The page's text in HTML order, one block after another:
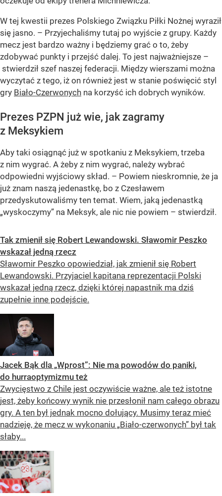
W tej kwestii prezes Polskiego Związku Piłki Nożnej wyraził
się jasno. – Przyjechaliśmy tutaj po wyjście z grupy. Każdy
mecz jest bardzo ważny i będziemy grać o to, żeby
zdobywać punkty i przejść dalej. To jest najważniejsze –
stwierdził szef naszej federacji. Między wierszami można
wyczytać z tego, iż on również jest w stanie poświęcić styl
gry Biało-Czerwonych na korzyść ich dobrych wyników.
Prezes PZPN już wie, jak zagramy
z Meksykiem
Aby taki osiągnąć już w spotkaniu z Meksykiem, trzeba
z nim wygrać. A żeby z nim wygrać, należy wybrać
odpowiedni wyjściowy skład. – Powiem nieskromnie, że ja
już znam naszą jedenastkę, bo z Czesławem
przedyskutowaliśmy ten temat. Wiem, jaką jedenastką
„wyskoczymy” na Meksyk, ale nic nie powiem – stwierdził.
Tak zmienił się Robert Lewandowski. Sławomir Peszko
wskazał jedną rzecz
Sławomir Peszko opowiedział, jak zmienił się Robert
Lewandowski. Przyjaciel kapitana reprezentacji Polski
wskazał jedną rzecz, dzięki której napastnik ma dziś
zupełnie inne podejście.
Jacek Bąk dla „Wprost”: Nie ma powodów do paniki,
do hurraoptymizmu też
Zwycięstwo z Chile jest oczywiście ważne, ale też istotne
jest, żeby końcowy wynik nie przesłonił nam całego obrazu
gry. A ten był jednak mocno dołujący. Musimy teraz mieć
nadzieję, że mecz w wykonaniu „Biało-czerwonych” był tak
słaby...